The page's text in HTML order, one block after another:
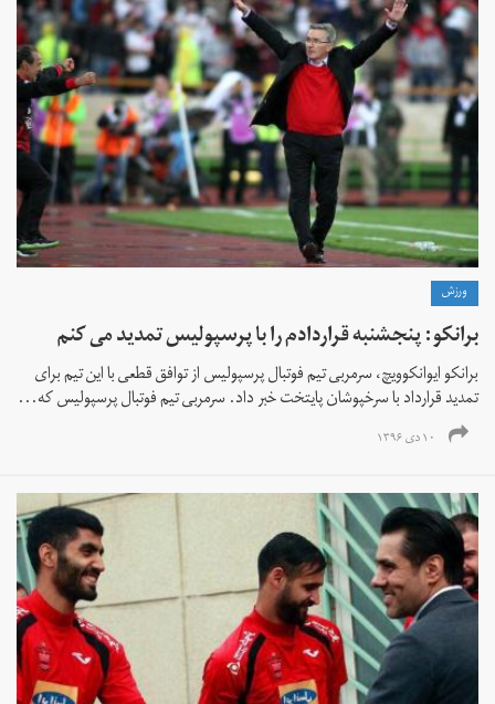
ورزش
برانکو: پنجشنبه قراردادم را با پرسپولیس تمدید می کنم
برانکو ایوانکوویچ، سرمربی تیم فوتبال پرسپولیس از توافق قطعی با این تیم برای
تمدید قرارداد با سرخپوشان پایتخت خبر داد. سرمربی تیم فوتبال پرسپولیس که...
۱۰ دی ۱۳۹۶